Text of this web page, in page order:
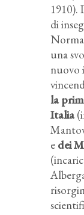
1910).
di
una
nuovo
la
Italia
e dei